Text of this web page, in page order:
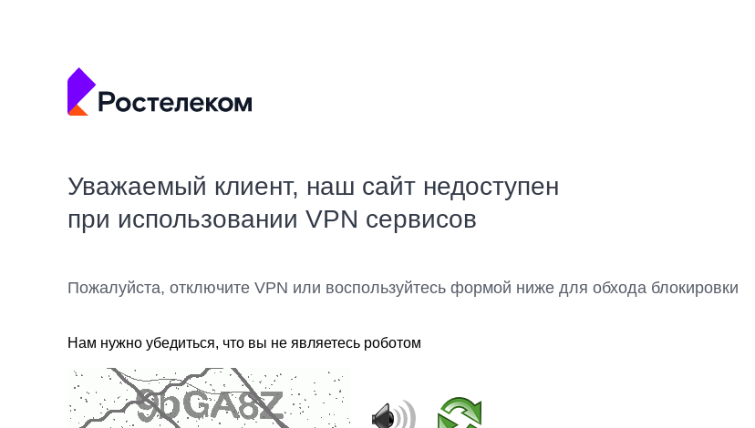
Уважаемый клиент, наш сайт недоступен
при использовании VPN сервисов
Пожалуйста, отключите VPN или воспользуйтесь формой ниже для обхода блокировки
Нам нужно убедиться, что вы не являетесь роботом